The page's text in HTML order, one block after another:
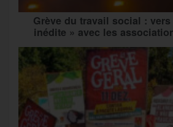
Grève du travail social :
inédite » avec les